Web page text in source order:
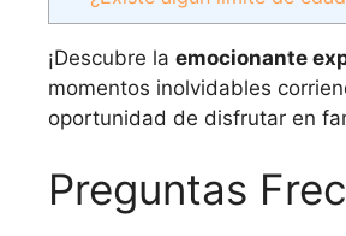
¡Descubre la emocionante
momentos inolvidables
oportunidad de disfrutar en
Preguntas